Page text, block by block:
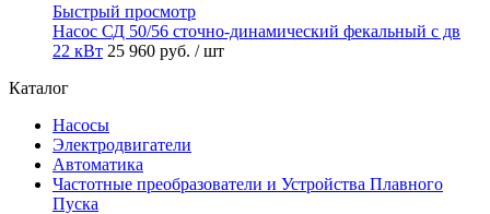
Быстрый просмотр
Насос СД 50/56 сточно-динамический фекальный с дв
22 кВт 25 960 руб. / шт
Каталог
Насосы
Электродвигатели
Автоматика
Частотные преобразователи и Устройства Плавного
Пуска